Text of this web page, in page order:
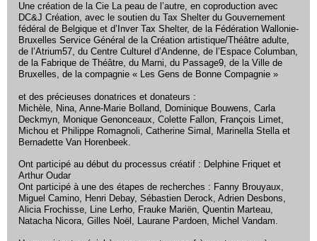
Une création de la Cie La peau de l’autre, en coproduction avec
DC&J Création, avec le soutien du Tax Shelter du Gouvernement
fédéral de Belgique et d’Inver Tax Shelter, de la Fédération Wallonie-
Bruxelles Service Général de la Création artistique/Théâtre adulte,
de l’Atrium57, du Centre Culturel d’Andenne, de l’Espace Columban,
de la Fabrique de Théâtre, du Marni, du Passage9, de la Ville de
Bruxelles, de la compagnie « Les Gens de Bonne Compagnie »
et des précieuses donatrices et donateurs :
Michèle, Nina, Anne-Marie Bolland, Dominique Bouwens, Carla
Deckmyn, Monique Genonceaux, Colette Fallon, François Limet,
Michou et Philippe Romagnoli, Catherine Simal, Marinella Stella et
Bernadette Van Horenbeek.
Ont participé au début du processus créatif : Delphine Friquet et
Arthur Oudar
Ont participé à une des étapes de recherches : Fanny Brouyaux,
Miguel Camino, Henri Debay, Sébastien Derock, Adrien Desbons,
Alicia Frochisse, Line Lerho, Frauke Mariën, Quentin Marteau,
Natacha Nicora, Gilles Noël, Laurane Pardoen, Michel Vandam.